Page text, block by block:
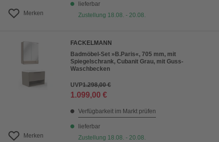
Merken
lieferbar
Zustellung 18.08. - 20.08.
Merken
FACKELMANN
Badmöbel-Set »B.Paris«, 705 mm, mit
Spiegelschrank, Cubanit Grau, mit Guss-
Waschbecken
UVP1.298,00 €
1.099,00 €
Verfügbarkeit im Markt prüfen
lieferbar
Zustellung 18.08. - 20.08.